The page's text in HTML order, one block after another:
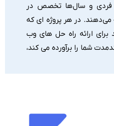
فردی و سال‌ها تخصص در
می‌دهند. در هر پروژه ای که
برای ارائه راه حل های وب
شما را برآورده می کند،